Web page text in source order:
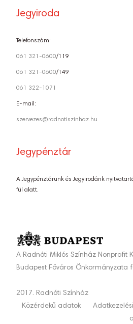
Jegyiroda
Telefonszám:
061 321-0600/119
061 321-0600/149
061 322-1071
E-mail:
szervezes@radnotiszinhaz.hu
Jegypénztár
A Jegypénztárunk és Jegyirodánk
fül alatt.
A Radnóti Miklós Színház Nonprofit
Budapest Főváros Önkormányzata
2017. Radnóti Színház
Közérdekű adatok